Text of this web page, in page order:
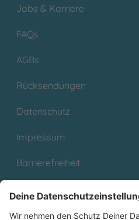
Jobs & Karriere
FAQs
AGBs
Rücksendungen
Datenschutz
Impressum
Barrierefreiheit
Partnerprogramm (Affiliate)